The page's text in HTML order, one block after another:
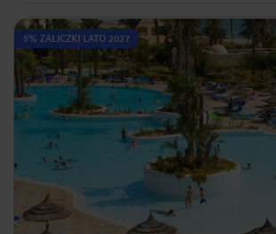
5% ZALICZKI LATO 2027